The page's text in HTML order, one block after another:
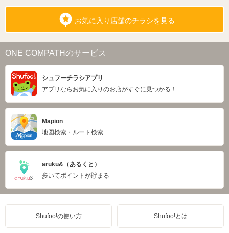
お気に入り店舗のチラシを見る
ONE COMPATHのサービス
シュフーチラシアプリ
アプリならお気に入りのお店がすぐに見つかる！
Mapion
地図検索・ルート検索
aruku&（あるくと）
歩いてポイントが貯まる
Shufoo!の使い方 Shufoo!とは